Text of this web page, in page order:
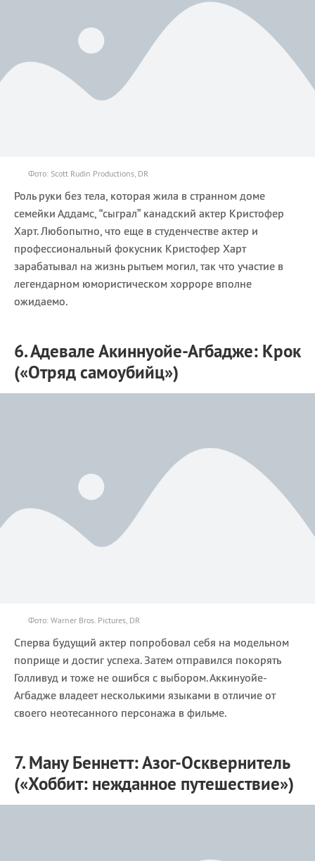
Фото: Scott Rudin Productions, DR
Роль руки без тела, которая жила в странном доме
семейки Аддамс, “сыграл” канадский актер Кристофер
Харт. Любопытно, что еще в студенчестве актер и
профессиональный фокусник Кристофер Харт
зарабатывал на жизнь рытьем могил, так что участие в
легендарном юмористическом хорроре вполне
ожидаемо.
6. Адевале Акиннуойе-Агбадже: Крок
(«Отряд самоубийц»)
Фото: Warner Bros. Pictures, DR
Сперва будущий актер попробовал себя на модельном
поприще и достиг успеха. Затем отправился покорять
Голливуд и тоже не ошибся с выбором. Аккинуойе-
Агбадже владеет несколькими языками в отличие от
своего неотесанного персонажа в фильме.
7. Ману Беннетт: Азог-Осквернитель
(«Хоббит: нежданное путешествие»)